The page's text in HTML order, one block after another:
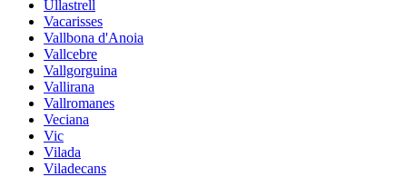
Ullastrell
Vacarisses
Vallbona d'Anoia
Vallcebre
Vallgorguina
Vallirana
Vallromanes
Veciana
Vic
Vilada
Viladecans